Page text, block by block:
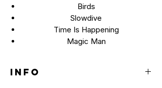
Birds
Slowdive
Time Is Happening
Magic Man
INFO